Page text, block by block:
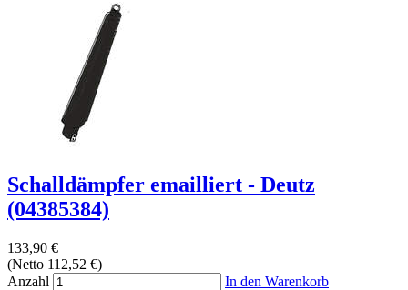
Schalldämpfer emailliert - Deutz
(04385384)
133,90 €
(Netto 112,52 €)
Anzahl
In den Warenkorb